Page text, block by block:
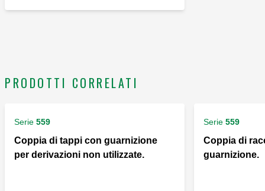
PRODOTTI CORRELATI
Serie 559
Coppia di tappi con guarnizione
per derivazioni non utilizzate.
Serie 559
Coppia di
guarnizione.